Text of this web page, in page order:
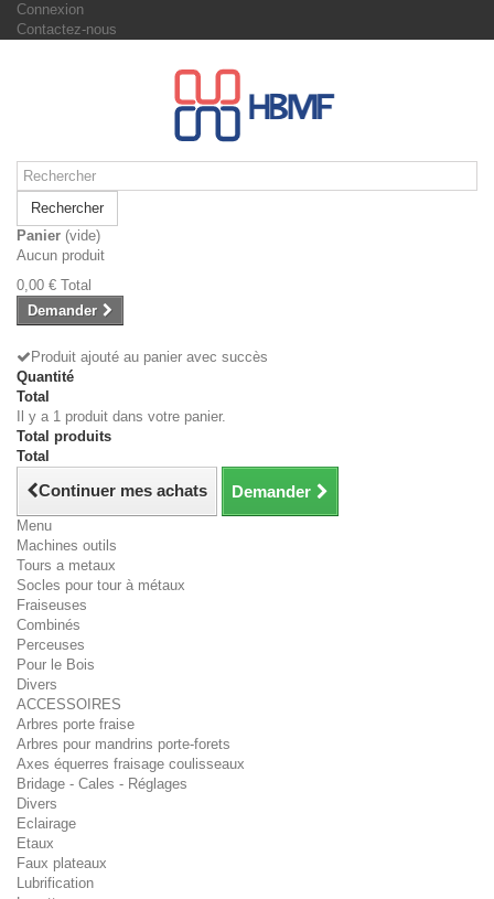
Connexion
Contactez-nous
Rechercher
Panier (vide)
Aucun produit
0,00 € Total
Demander
Produit ajouté au panier avec succès
Quantité
Total
Il y a 1 produit dans votre panier.
Total produits
Total
Continuer mes achats Demander
Menu
Machines outils
Tours a metaux
Socles pour tour à métaux
Fraiseuses
Combinés
Perceuses
Pour le Bois
Divers
ACCESSOIRES
Arbres porte fraise
Arbres pour mandrins porte-forets
Axes équerres fraisage coulisseaux
Bridage - Cales - Réglages
Divers
Eclairage
Etaux
Faux plateaux
Lubrification